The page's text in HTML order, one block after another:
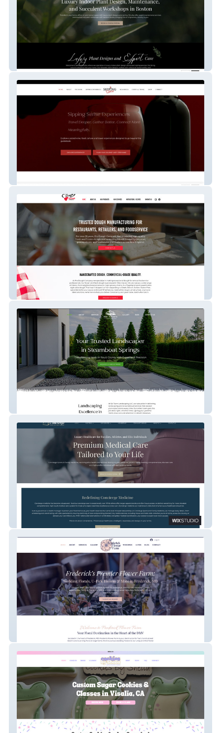
Verdure Studio
Pro Dough Company
Ski Town Landscaping
Concierge Sports & Family Medicine